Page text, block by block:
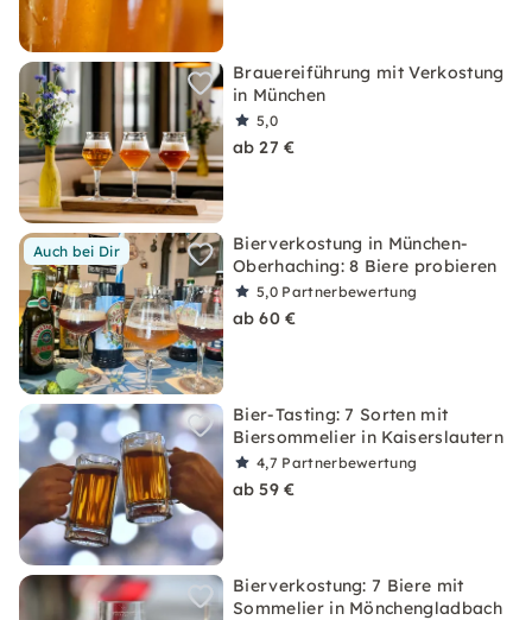
Brauereiführung mit Verkostung
in München
5,0
ab 27 €
Auch bei Dir
Bierverkostung in München-
Oberhaching: 8 Biere probieren
5,0 Partnerbewertung
ab 60 €
Bier-Tasting: 7 Sorten mit
Biersommelier in Kaiserslautern
4,7 Partnerbewertung
ab 59 €
Bierverkostung: 7 Biere mit
Sommelier in Mönchengladbach